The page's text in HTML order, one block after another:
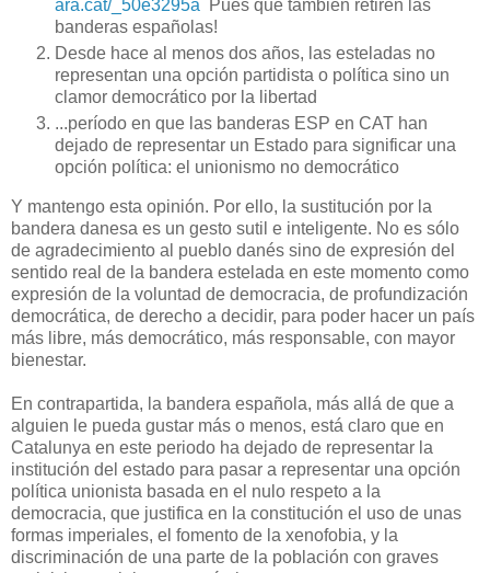
ara.cat/_50e3295a
Pues que también retiren las
banderas españolas!
Desde hace al menos dos años, las esteladas no
representan una opción partidista o política sino un
clamor democrático por la libertad
...período en que las banderas ESP en CAT han
dejado de representar un Estado para significar una
opción política: el unionismo no democrático
Y mantengo esta opinión. Por ello, la sustitución por la
bandera danesa es un gesto sutil e inteligente. No es sólo
de agradecimiento al pueblo danés sino de expresión del
sentido real de la bandera estelada en este momento como
expresión de la voluntad de democracia, de profundización
democrática, de derecho a decidir, para poder hacer un país
más libre, más democrático, más responsable, con mayor
bienestar.
En contrapartida, la bandera española, más allá de que a
alguien le pueda gustar más o menos, está claro que en
Catalunya en este periodo ha dejado de representar la
institución del estado para pasar a representar una opción
política unionista basada en el nulo respeto a la
democracia, que justifica en la constitución el uso de unas
formas imperiales, el fomento de la xenofobia, y la
discriminación de una parte de la población con graves